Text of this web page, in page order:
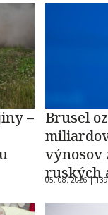
–
Brusel
výnosov
ruských
05. 08. 2026 |